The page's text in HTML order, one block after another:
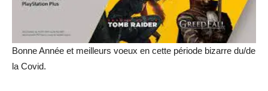
Bonne Année et meilleurs voeux en cette période bizarre du/de
la Covid.